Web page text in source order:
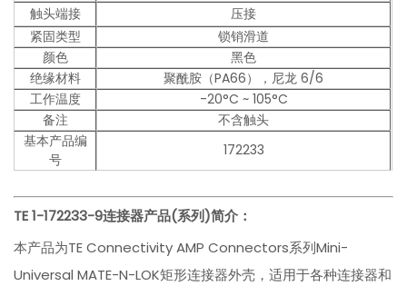
触头端接
压接
紧固类型
锁销滑道
颜色
黑色
绝缘材料
聚酰胺（PA66），尼龙 6/6
工作温度
-20°C ~ 105°C
备注
不含触头
基本产品编
号
172233
TE 1-172233-9连接器产品(系列)简介：
本产品为TE Connectivity AMP Connectors系列Mini-
Universal MATE-N-LOK矩形连接器外壳，适用于各种连接器和